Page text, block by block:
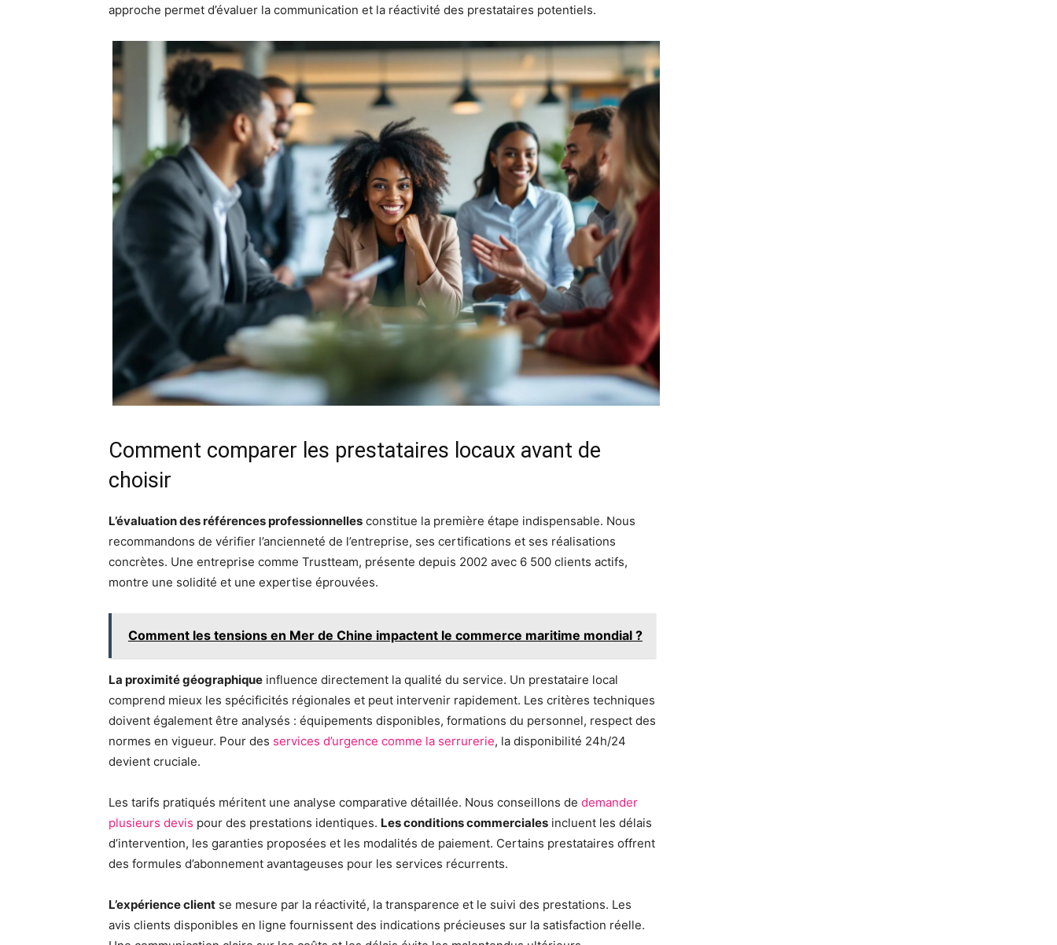
approche permet d’évaluer la communication et la réactivité des prestataires potentiels.
Comment comparer les prestataires locaux avant de
choisir
L’évaluation des références professionnelles constitue la première étape indispensable. Nous
recommandons de vérifier l’ancienneté de l’entreprise, ses certifications et ses réalisations
concrètes. Une entreprise comme Trustteam, présente depuis 2002 avec 6 500 clients actifs,
montre une solidité et une expertise éprouvées.
Comment les tensions en Mer de Chine impactent le commerce maritime mondial ?
La proximité géographique influence directement la qualité du service. Un prestataire local
comprend mieux les spécificités régionales et peut intervenir rapidement. Les critères techniques
doivent également être analysés : équipements disponibles, formations du personnel, respect des
normes en vigueur. Pour des services d’urgence comme la serrurerie, la disponibilité 24h/24
devient cruciale.
Les tarifs pratiqués méritent une analyse comparative détaillée. Nous conseillons de demander
plusieurs devis pour des prestations identiques. Les conditions commerciales incluent les délais
d’intervention, les garanties proposées et les modalités de paiement. Certains prestataires offrent
des formules d’abonnement avantageuses pour les services récurrents.
L’expérience client se mesure par la réactivité, la transparence et le suivi des prestations. Les
avis clients disponibles en ligne fournissent des indications précieuses sur la satisfaction réelle.